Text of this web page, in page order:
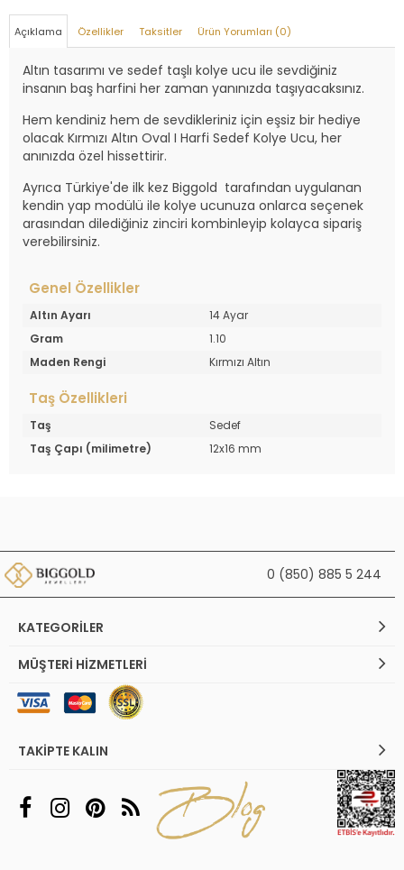
Açıklama Özellikler Taksitler Ürün Yorumları (0)
Altın tasarımı ve sedef taşlı kolye ucu ile sevdiğiniz
insanın baş harfini her zaman yanınızda taşıyacaksınız.
Hem kendiniz hem de sevdikleriniz için eşsiz bir hediye
olacak Kırmızı Altın Oval I Harfi Sedef Kolye Ucu, her
anınızda özel hissettirir.
Ayrıca Türkiye'de ilk kez Biggold tarafından uygulanan
kendin yap modülü ile kolye ucunuza onlarca seçenek
arasından dilediğiniz zinciri kombinleyip kolayca sipariş
verebilirsiniz.
Genel Özellikler
Altın Ayarı
14 Ayar
Gram
1.10
Maden Rengi
Kırmızı Altın
Taş Özellikleri
Taş
Sedef
Taş Çapı (milimetre)
12x16 mm
0 (850) 885 5 244
KATEGORILER
MÜŞTERI HIZMETLERI
TAKIPTE KALIN